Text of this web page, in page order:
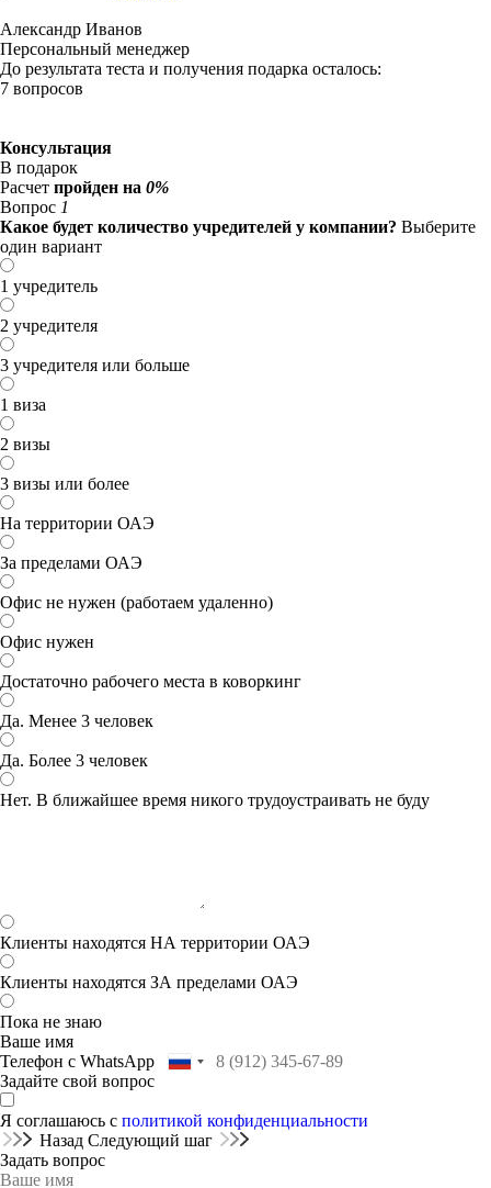
Александр Иванов
Персональный менеджер
До результата теста и получения подарка осталось:
7 вопросов
Консультация
В подарок
Расчет пройден на 0%
Вопрос 1
Какое будет количество учредителей у компании? Выберите
один вариант
1 учредитель
2 учредителя
3 учредителя или больше
1 виза
2 визы
3 визы или более
На территории ОАЭ
За пределами ОАЭ
Офис не нужен (работаем удаленно)
Офис нужен
Достаточно рабочего места в коворкинг
Да. Менее 3 человек
Да. Более 3 человек
Нет. В ближайшее время никого трудоустраивать не буду
Клиенты находятся НА территории ОАЭ
Клиенты находятся ЗА пределами ОАЭ
Пока не знаю
Ваше имя
Телефон с WhatsApp
Задайте свой вопрос
Я соглашаюсь с политикой конфиденциальности
Назад Следующий шаг
Задать вопрос